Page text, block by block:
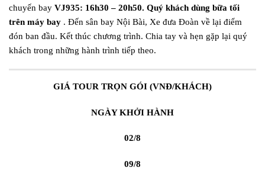
chuyến bay VJ935: 16h30 – 20h50. Quý khách dùng bữa tối
trên máy bay . Đến sân bay Nội Bài, Xe đưa Đoàn về lại điểm
đón ban đầu. Kết thúc chương trình. Chia tay và hẹn gặp lại quý
khách trong những hành trình tiếp theo.
GIÁ TOUR TRỌN GÓI (VNĐ/KHÁCH)
NGÀY KHỞI HÀNH
02/8
09/8